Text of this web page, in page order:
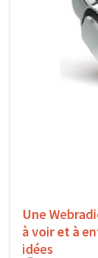
Une
à voir et à
idées